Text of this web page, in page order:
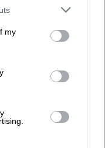
one or more Google
You may click to
third-party tags to
in below Google
my